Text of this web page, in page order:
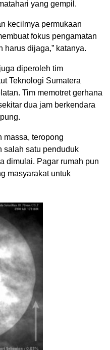
yang gempil.
kecilmya permukaan
fokus pengamatan
harus dijaga,” katanya.
diperoleh tim
Teknologi Sumatera
Tim memotret gerhana
dua jam berkendara
massa, teropong
salah satu penduduk
dimulai. Pagar rumah pun
masyarakat untuk